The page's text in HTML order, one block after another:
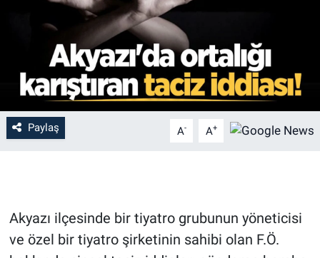
Paylaş A- A+
Akyazı ilçesinde bir tiyatro grubunun yöneticisi
ve özel bir tiyatro şirketinin sahibi olan F.Ö.